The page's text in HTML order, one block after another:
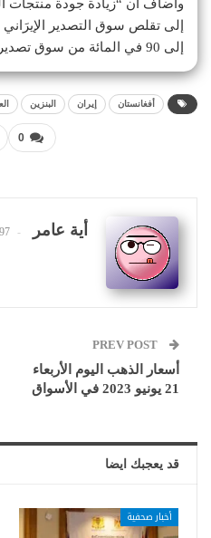
وأضاف أن “زيادة جودة منتجات
إلى تقلص سوق التصدير الإيرَاني
إلى 90 في المائة من سوق تصدير المنتجات النفطية للبلدين”.
أفغانستان إيران البنزين
0
أية عامر
أسعار الذهب اليوم الأربعاء
21 يونيو 2023 في الأسواق
قد يعجبك ايضا
أخبار صحفية